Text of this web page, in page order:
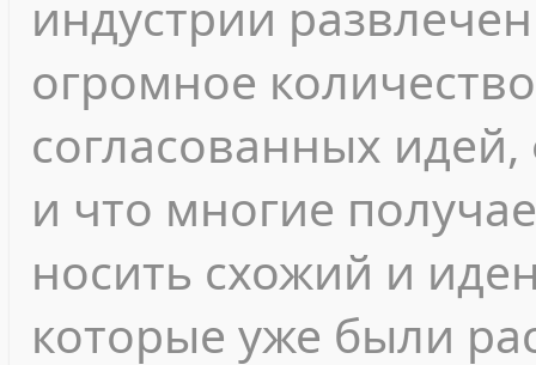
индустрии
огромное
согласованных
и что многие
носить схожий и
которые уже были